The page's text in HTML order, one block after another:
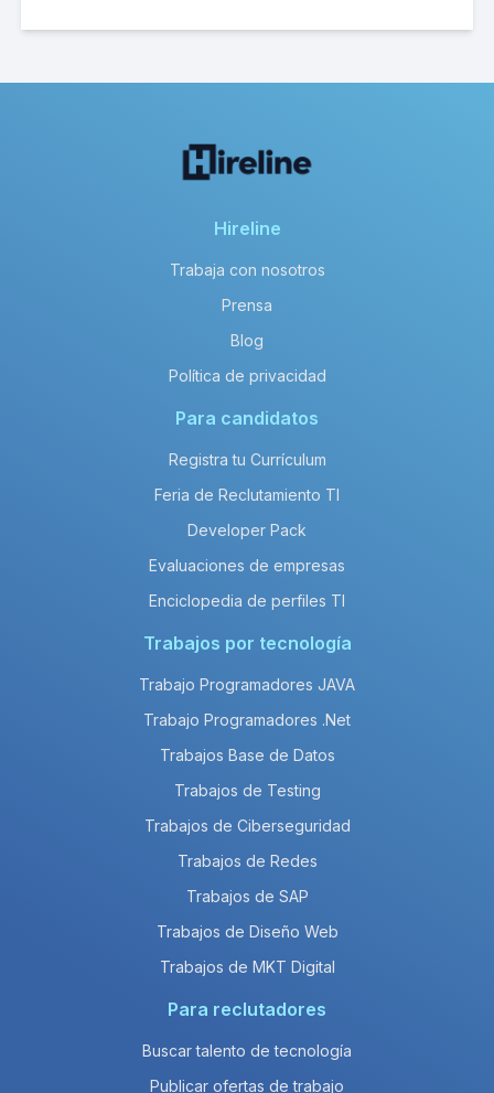
Hireline
Trabaja con nosotros
Prensa
Blog
Política de privacidad
Para candidatos
Registra tu Currículum
Feria de Reclutamiento TI
Developer Pack
Evaluaciones de empresas
Enciclopedia de perfiles TI
Trabajos por tecnología
Trabajo Programadores JAVA
Trabajo Programadores .Net
Trabajos Base de Datos
Trabajos de Testing
Trabajos de Ciberseguridad
Trabajos de Redes
Trabajos de SAP
Trabajos de Diseño Web
Trabajos de MKT Digital
Para reclutadores
Buscar talento de tecnología
Publicar ofertas de trabajo